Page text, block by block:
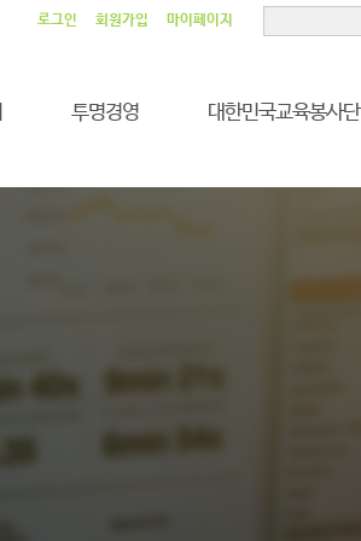
로그인 회원가입 마이페이지
투명경영 대한민국교육봉사단